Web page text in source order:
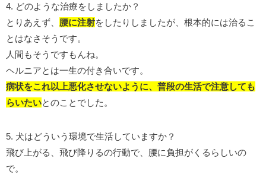
4. どのような治療をしましたか？
とりあえず、 腰に注射をしたりしましたが、根本的には治るこ
とはなさそうです。
人間もそうですもんね。
ヘルニアとは一生の付き合いです。
病状をこれ以上悪化させないように、普段の生活で注意しても
らいたいとのことでした。
5. 犬はどういう環境で生活していますか？
飛び上がる、飛び降りるの行動で、腰に負担がくるらしいの
で。